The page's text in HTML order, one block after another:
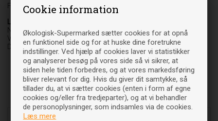
Cookie information
Økologisk-Supermarked sætter cookies for at opnå
en funktionel side og for at huske dine foretrukne
indstillinger. Ved hjælp af cookies laver vi statistikker
og analyserer besøg på vores side så vi sikrer, at
siden hele tiden forbedres, og at vores markedsføring
bliver relevant for dig. Hvis du giver dit samtykke, så
tillader du, at vi sætter cookies (enten i form af egne
cookies og/eller fra tredjeparter), og at vi behandler
de personoplysninger, som indsamles via de cookies.
Læs mere
Fødevare
Leverandør
NatureSource
Vedbæk Stationsvej 37 C
DK-2950 Vedbæk
Relaterede varer